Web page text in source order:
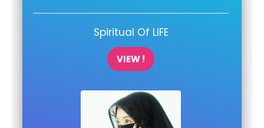
Spiritual Of LIFE
VIEW !